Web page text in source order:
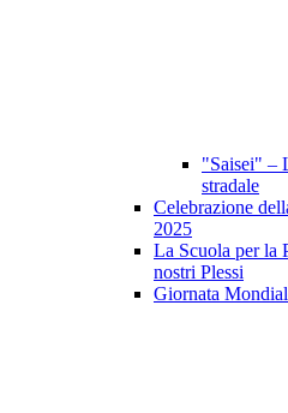
"Saisei" –
stradale
Celebrazione
2025
La Scuola per la
nostri Plessi
Giornata